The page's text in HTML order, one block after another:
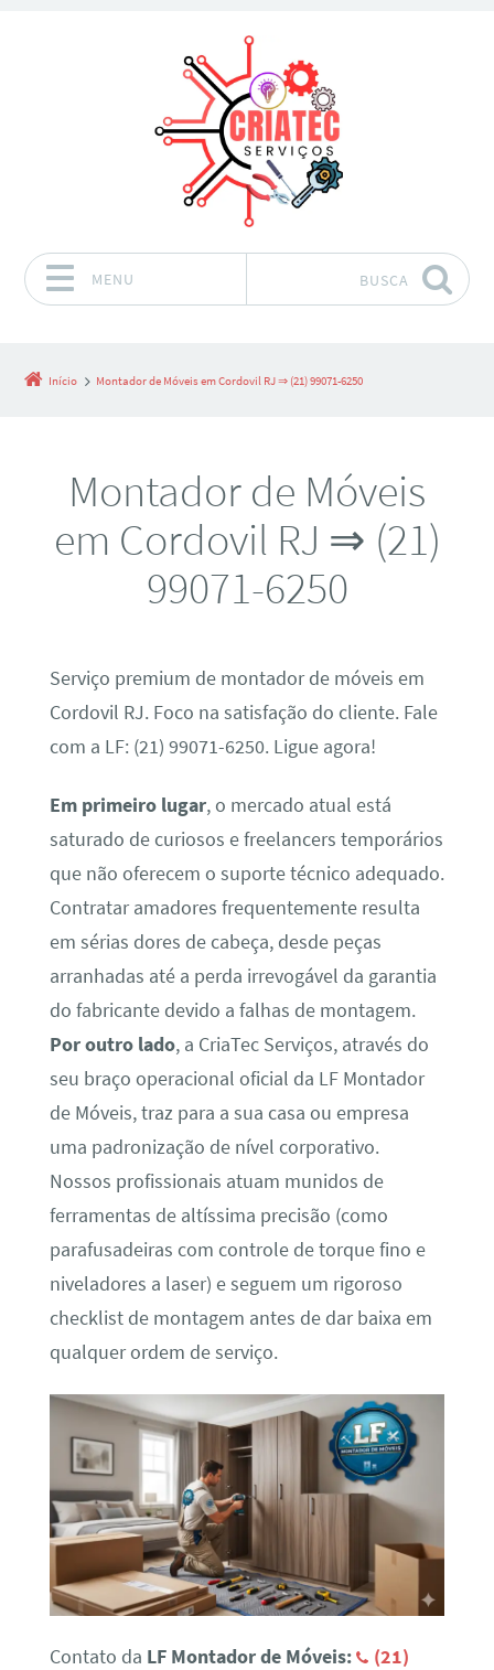
MENU BUSCA
Início Montador de Móveis em Cordovil RJ ⇒ (21) 99071-6250
Montador de Móveis
em Cordovil RJ ⇒ (21)
99071-6250
Serviço premium de montador de móveis em
Cordovil RJ. Foco na satisfação do cliente. Fale
com a LF: (21) 99071-6250. Ligue agora!
Em primeiro lugar, o mercado atual está
saturado de curiosos e freelancers temporários
que não oferecem o suporte técnico adequado.
Contratar amadores frequentemente resulta
em sérias dores de cabeça, desde peças
arranhadas até a perda irrevogável da garantia
do fabricante devido a falhas de montagem.
Por outro lado, a CriaTec Serviços, através do
seu braço operacional oficial da LF Montador
de Móveis, traz para a sua casa ou empresa
uma padronização de nível corporativo.
Nossos profissionais atuam munidos de
ferramentas de altíssima precisão (como
parafusadeiras com controle de torque fino e
niveladores a laser) e seguem um rigoroso
checklist de montagem antes de dar baixa em
qualquer ordem de serviço.
Contato da LF Montador de Móveis:
(21)